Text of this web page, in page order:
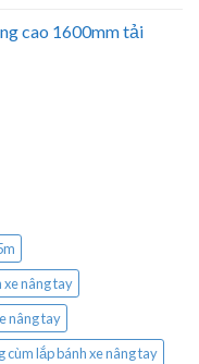
cao 1600mm tải
xe nâng tay
nâng tay
cùm lắp bánh xe nâng tay